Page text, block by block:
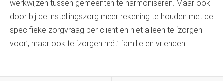
werkwijzen tussen gemeenten te harmoniseren. Maar ook
door bij de instellingszorg meer rekening te houden met de
specifieke zorgvraag per cliënt en niet alleen te ‘zorgen
voor’, maar ook te ‘zorgen mét’ familie en vrienden.